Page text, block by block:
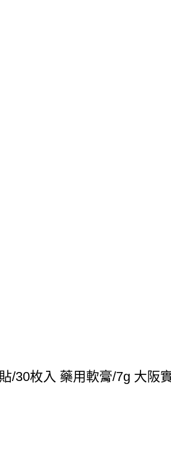
/30枚入 藥用軟膏/7g 大阪